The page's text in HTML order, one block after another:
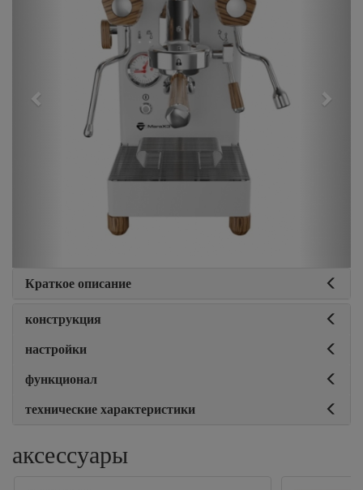
Краткое описание
конструкция
настройки
функционал
технические характеристики
аксессуары